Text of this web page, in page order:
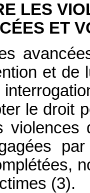
LES
ET
et de
le droit
(3).